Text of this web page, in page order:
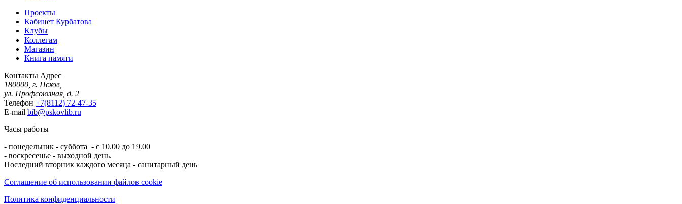
Проекты
Кабинет Курбатова
Клубы
Коллегам
Магазин
Книга памяти
Контакты Адрес
180000, г. Псков,
ул. Профсоюзная, д. 2
Телефон +7(8112) 72-47-35
E-mail bib@pskovlib.ru
Часы работы
- понедельник - суббота - с 10.00 до 19.00
- воскресенье - выходной день.
Последний вторник каждого месяца - санитарный день
Соглашение об использовании файлов cookie
Политика конфиденциальности